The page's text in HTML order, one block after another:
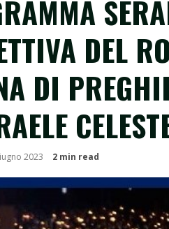
DEL
DI
2023 2 min read